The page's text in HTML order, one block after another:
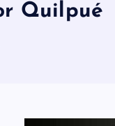
Quilpué